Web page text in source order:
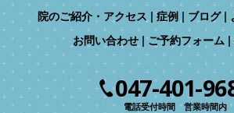
院のご紹介・アクセス
症例 ブログ
お問い合わせ ご予約フォーム
047-401-
電話受付時間 営業時間内